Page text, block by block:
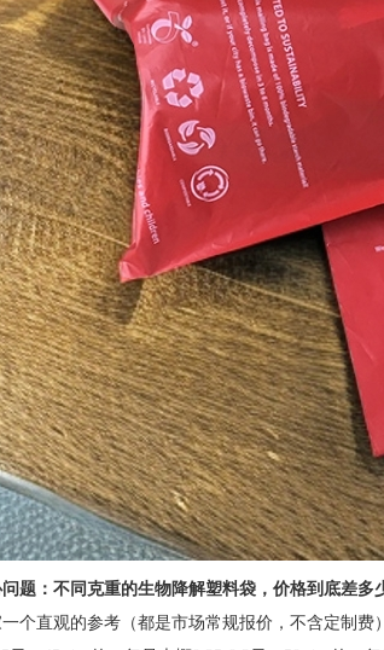
题：不同克重的生物降解塑料袋，价格到底差多
个直观的参考（都是市场常规报价，不含定制费